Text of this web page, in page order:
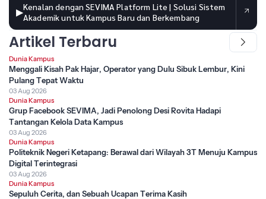
▶Kenalan dengan SEVIMA Platform Lite | Solusi Sistem
Akademik untuk Kampus Baru dan Berkembang
Artikel Terbaru
Dunia Kampus
Menggali Kisah Pak Hajar, Operator yang Dulu Sibuk Lembur, Kini
Pulang Tepat Waktu
03 Aug 2026
Dunia Kampus
Grup Facebook SEVIMA, Jadi Penolong Desi Rovita Hadapi
Tantangan Kelola Data Kampus
03 Aug 2026
Dunia Kampus
Politeknik Negeri Ketapang: Berawal dari Wilayah 3T Menuju Kampus
Digital Terintegrasi
03 Aug 2026
Dunia Kampus
Sepuluh Cerita, dan Sebuah Ucapan Terima Kasih